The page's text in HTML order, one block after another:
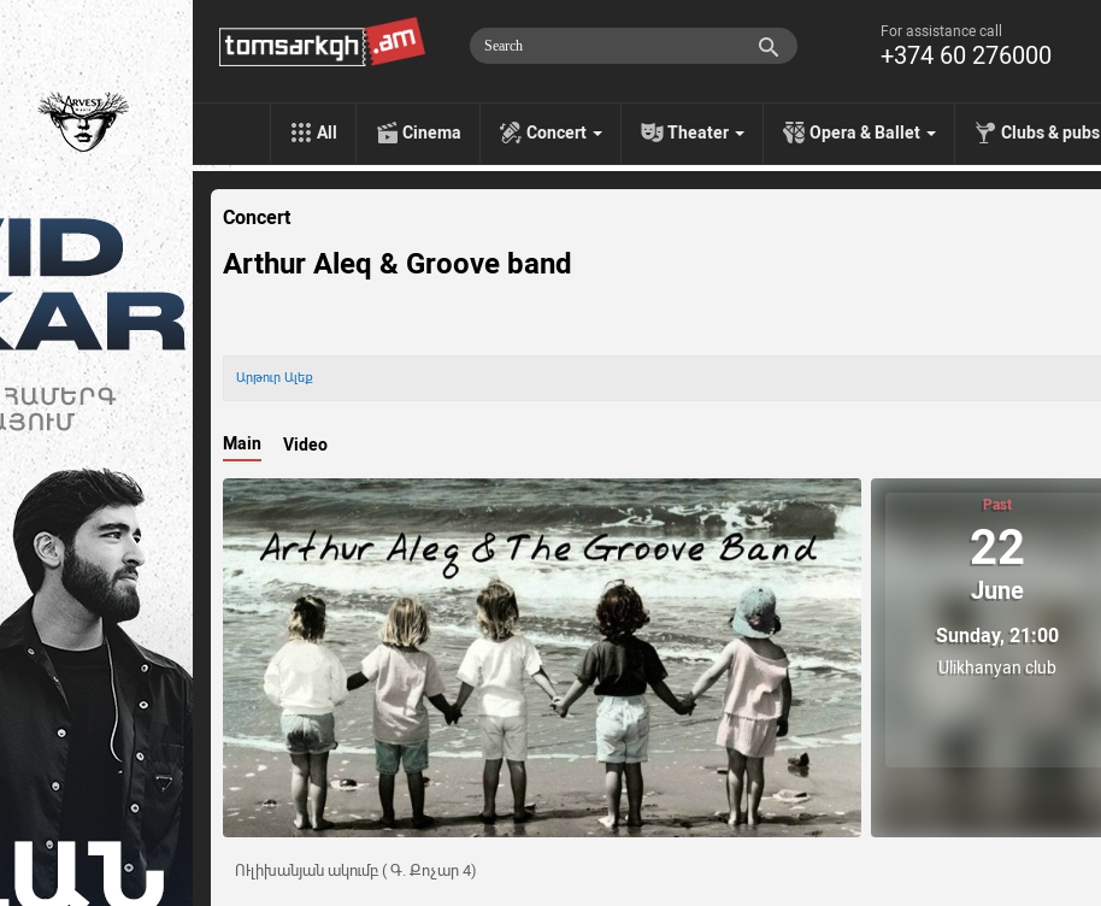
For assistance call
+374 60 276000
All Cinema Concert Theater Opera & Ballet Clubs & pubs
Concert
Arthur Aleq & Groove band
Արթուր Ալեք
Main Video
Past
22
June
Sunday, 21:00
Ulikhanyan club
ՈՒլիխանյան ակումբ ( Գ. Քոչար 4)